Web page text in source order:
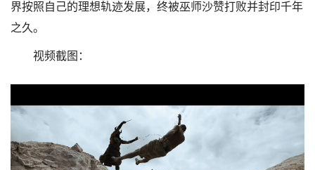
界按照自己的理想轨迹发展，终被巫师沙赞打败并封印千年
之久。
视频截图：